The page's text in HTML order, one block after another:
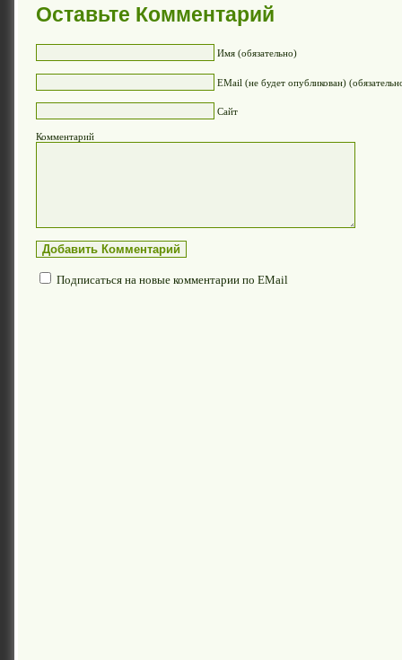
Оставьте Комментарий
Имя (обязательно)
EMail (не будет опубликован)
Сайт
Комментарий
Подписаться на новые комментарии по EMail